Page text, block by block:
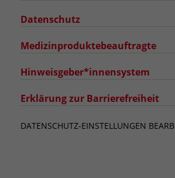
Datenschutz
Medizinproduktebeauftragte
Hinweisgeber*innensystem
Erklärung zur Barrierefreiheit
DATENSCHUTZ-EINSTELLUNGEN